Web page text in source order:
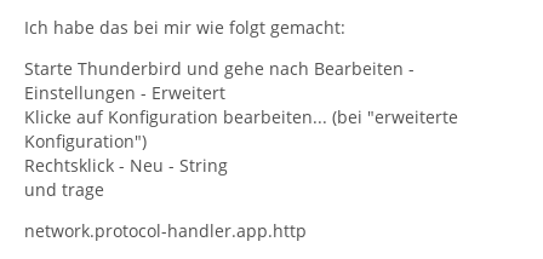
Ich habe das bei mir wie folgt gemacht:
Starte Thunderbird und gehe nach Bearbeiten -
Einstellungen - Erweitert
Klicke auf Konfiguration bearbeiten... (bei "erweiterte
Konfiguration")
Rechtsklick - Neu - String
und trage
network.protocol-handler.app.http